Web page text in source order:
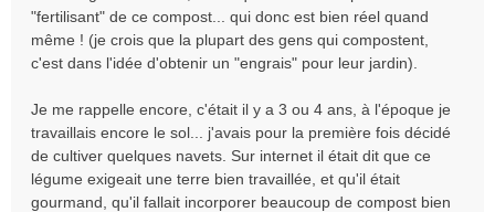
n
l
u
"fertilisant" de ce compost... qui donc est bien réel quand
même ! (je crois que la plupart des gens qui compostent,
c'est dans l'idée d'obtenir un "engrais" pour leur jardin).
Je me rappelle encore, c'était il y a 3 ou 4 ans, à l'époque je
travaillais encore le sol... j'avais pour la première fois décidé
de cultiver quelques navets. Sur internet il était dit que ce
légume exigeait une terre bien travaillée, et qu'il était
gourmand, qu'il fallait incorporer beaucoup de compost bien